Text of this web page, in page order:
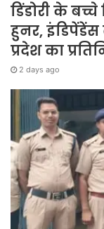
डिंडोरी के
हुनर,
प्रदेश का
2 days ago